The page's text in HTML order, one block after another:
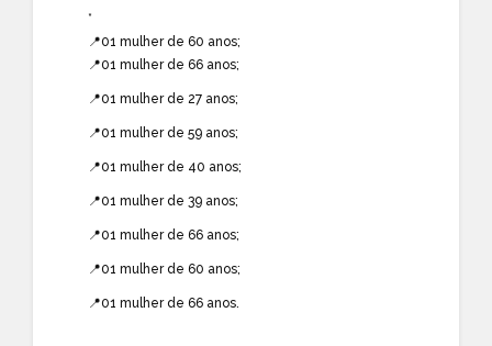
*
📍01 mulher de 60 anos;
📍01 mulher de 66 anos;
📍01 mulher de 27 anos;
📍01 mulher de 59 anos;
📍01 mulher de 40 anos;
📍01 mulher de 39 anos;
📍01 mulher de 66 anos;
📍01 mulher de 60 anos;
📍01 mulher de 66 anos.